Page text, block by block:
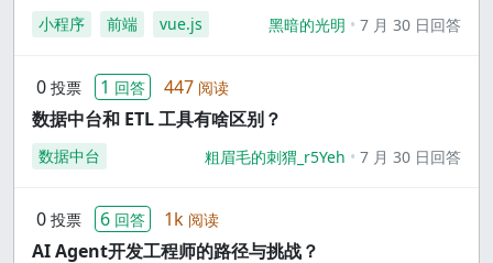
小程序 前端 vue.js 黑暗的光明 7 月 30 日回答
0 投票 1 回答 447 阅读
数据中台和 ETL 工具有啥区别？
数据中台 粗眉毛的刺猬_r5Yeh 7 月 30 日回答
0 投票 6 回答 1k 阅读
AI Agent开发工程师的路径与挑战？